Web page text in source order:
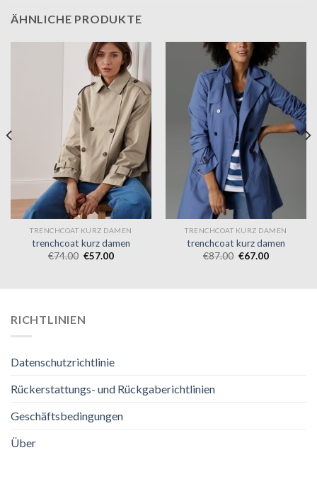
ÄHNLICHE PRODUKTE
TRENCHCOAT KURZ DAMEN
trenchcoat kurz damen
€74.00 €57.00
TRENCHCOAT KURZ DAMEN
trenchcoat kurz damen
€87.00 €67.00
RICHTLINIEN
Datenschutzrichtlinie
Rückerstattungs- und Rückgaberichtlinien
Geschäftsbedingungen
Über